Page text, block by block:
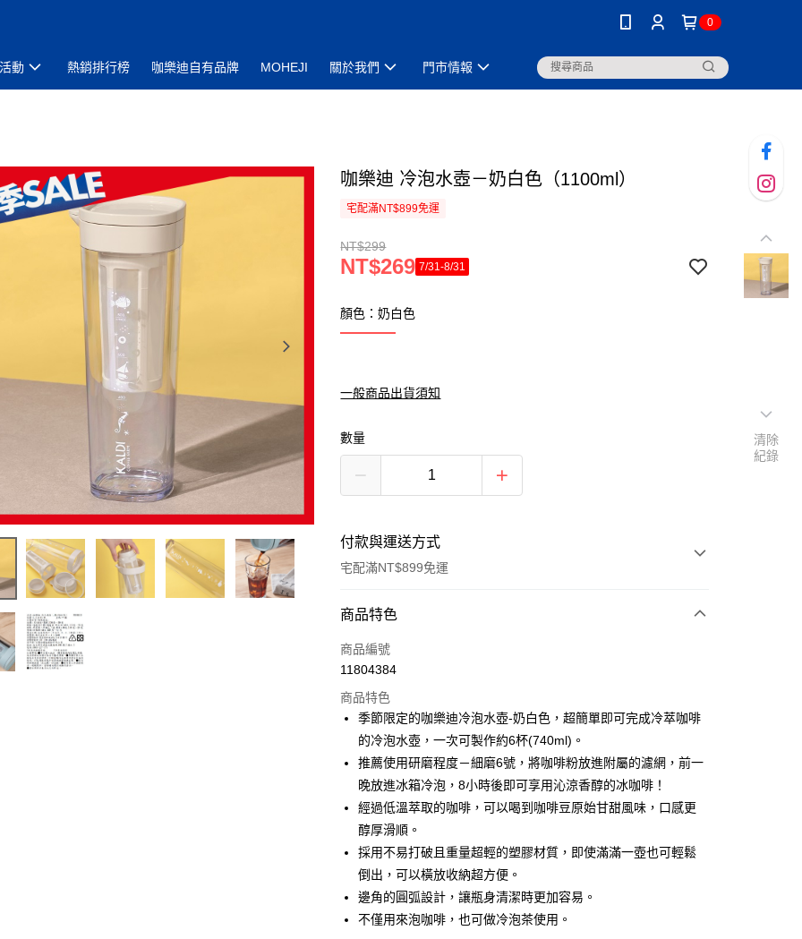
0
動 熱銷排行榜 咖樂迪自有品牌 MOHEJI 關於我們 門市情報
咖樂迪 冷泡水壺－奶白色（1100ml）
宅配滿NT$899免運
NT$299
NT$269 7/31-8/31
顏色：奶白色
一般商品出貨須知
數量
付款與運送方式
宅配滿NT$899免運
付款方式
信用卡一次付款
Apple Pay
街口支付
悠遊付
Google Pay
全盈+PAY
AFTEE先享後付
相關說明
【關於「AFTEE先享後付」】
商品特色
商品編號
11804384
商品特色
季節限定的咖樂迪冷泡水壺-奶白色，超簡單即可完成冷萃咖啡
的冷泡水壺，一次可製作約6杯(740ml)。
推薦使用研磨程度－細磨6號，將咖啡粉放進附屬的濾網，前一
晚放進冰箱冷泡，8小時後即可享用沁涼香醇的冰咖啡！
經過低溫萃取的咖啡，可以喝到咖啡豆原始甘甜風味，口感更
醇厚滑順。
採用不易打破且重量超輕的塑膠材質，即使滿滿一壺也可輕鬆
倒出，可以橫放收納超方便。
邊角的圓弧設計，讓瓶身清潔時更加容易。
不僅用來泡咖啡，也可做冷泡茶使用。
清除
紀錄